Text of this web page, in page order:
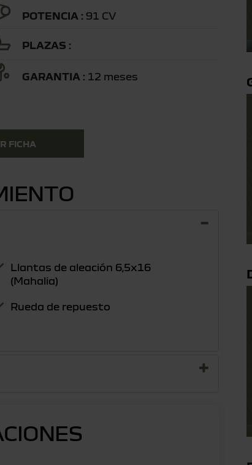
POTENCIA : 91 CV
PLAZAS :
GARANTIA : 12 meses
FICHA
Llantas de aleación 6,5x16
(Mahalia)
Rueda de repuesto